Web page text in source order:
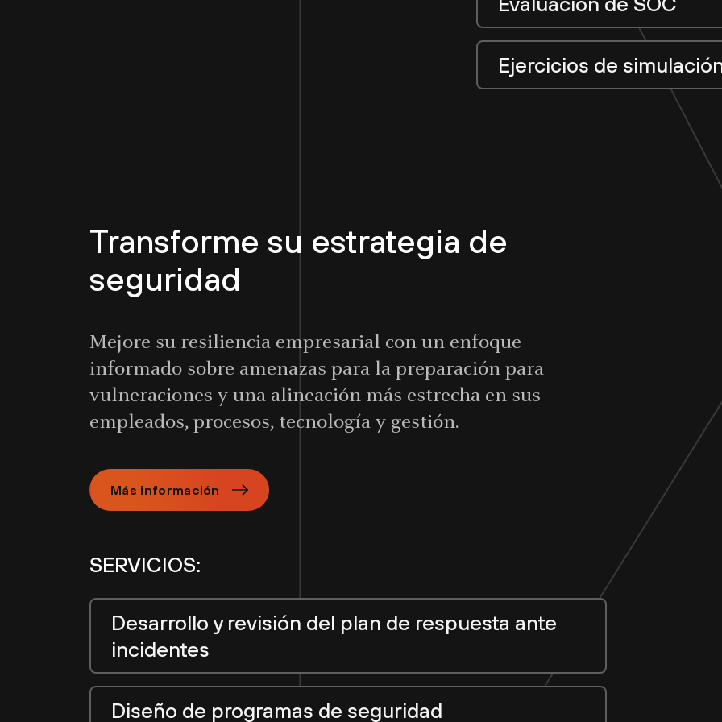
Ejercicios de
Transforme su estrategia de
seguridad
Mejore su resiliencia empresarial con un enfoque
informado sobre amenazas para la preparación para
vulneraciones y una alineación más estrecha en sus
empleados, procesos, tecnología y gestión.
Más información
SERVICIOS:
Desarrollo y revisión del plan de respuesta ante
incidentes
Diseño de programas de seguridad